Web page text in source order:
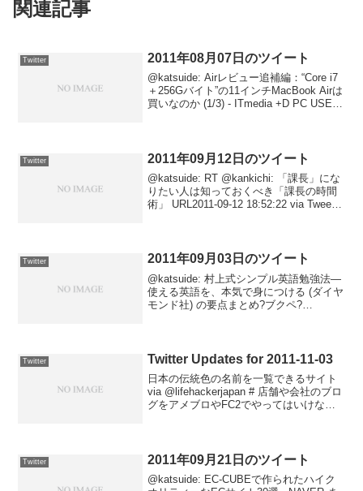
関連記事
Twitter 2011年08月07日のツイート
@katsuide: Airレビュー追補編：“Core i7
＋256Gバイト”の11インチMacBook Airは
買いなのか (1/3) - ITmedia +D PC USER
Twitter 2011年09月12日のツイート
@katsuide: RT @kankichi: 「課長」にな
りたい人は知っておくべき「課長の時間
術」 URL2011-09-12 18:52:22 via Tweet
Twitter 2011年09月03日のツイート
@katsuide: 村上式シンプル英語勉強法―
使える英語を、本気で身につける (ダイヤ
モンド社) の要点まとめ?ブクペ?
Twitter Twitter Updates for 2011-11-03
日本の伝統色の名前を一覧できるサイト
via @lifehackerjapan # 店舗や会社のブロ
グをアメブロやFC2でやってはいけない
Twitter 2011年09月21日のツイート
@katsuide: EC-CUBEで作られたハイク